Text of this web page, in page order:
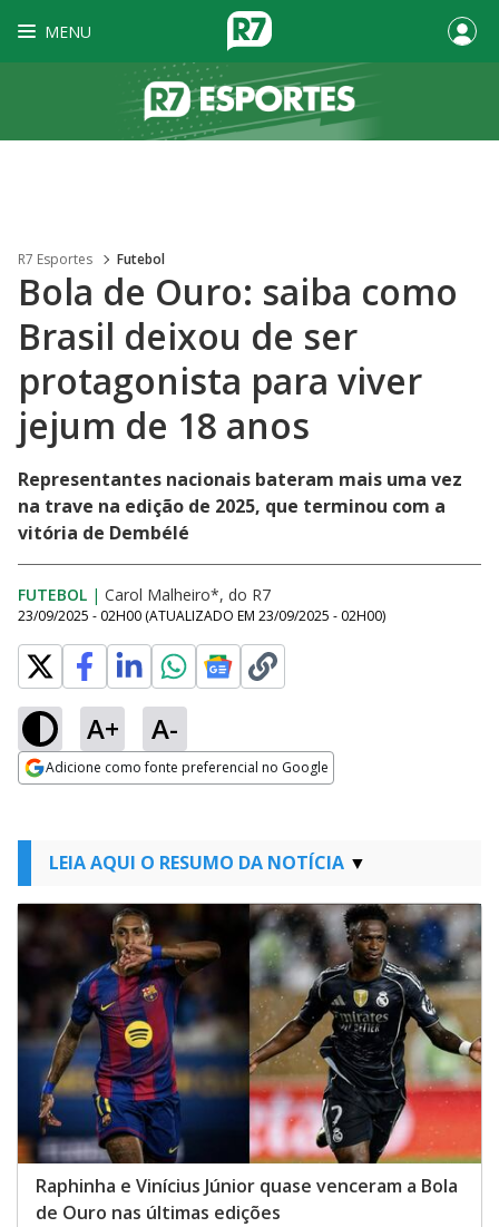
MENU
R7 Esportes Futebol
Bola de Ouro: saiba como
Brasil deixou de ser
protagonista para viver
jejum de 18 anos
Representantes nacionais bateram mais uma vez
na trave na edição de 2025, que terminou com a
vitória de Dembélé
FUTEBOL | Carol Malheiro*, do R7
23/09/2025 - 02H00 (ATUALIZADO EM 23/09/2025 - 02H00)
A+ A-
Adicione como fonte preferencial no Google
LEIA AQUI O RESUMO DA NOTÍCIA
Raphinha e Vinícius Júnior quase venceram a Bola
de Ouro nas últimas edições